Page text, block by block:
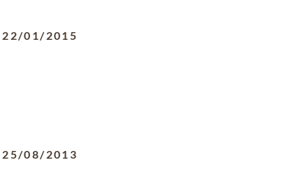
22/01/2015
25/08/2013